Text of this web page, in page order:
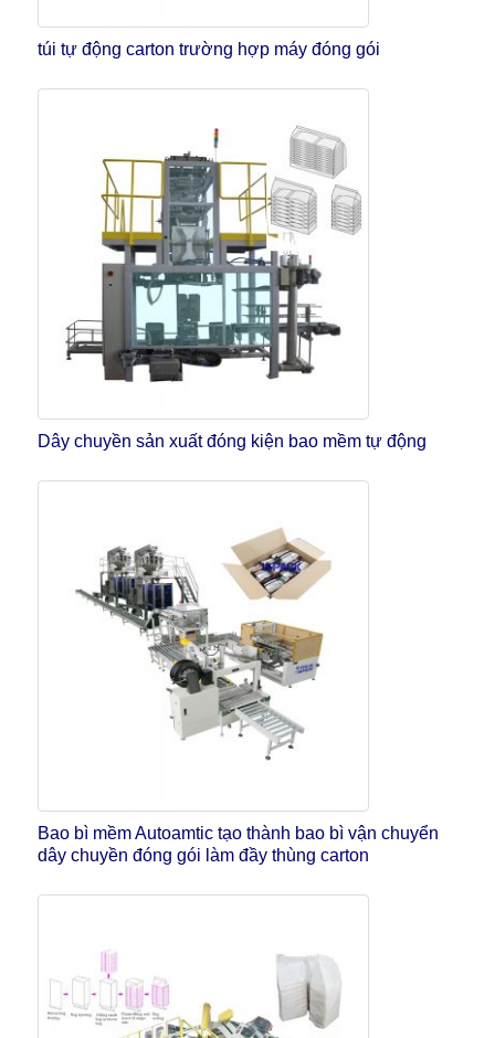
túi tự động carton trường hợp máy đóng gói
Dây chuyền sản xuất đóng kiện bao mềm tự động
Bao bì mềm Autoamtic tạo thành bao bì vận chuyển
dây chuyền đóng gói làm đầy thùng carton